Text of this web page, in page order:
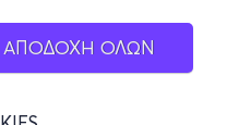
ΑΠΟΔΟΧΗ ΟΛΩΝ